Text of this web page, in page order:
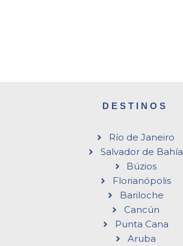
DESTINOS
Río de Janeiro
Salvador de Bahía
Búzios
Florianópolis
Bariloche
Cancún
Punta Cana
Aruba